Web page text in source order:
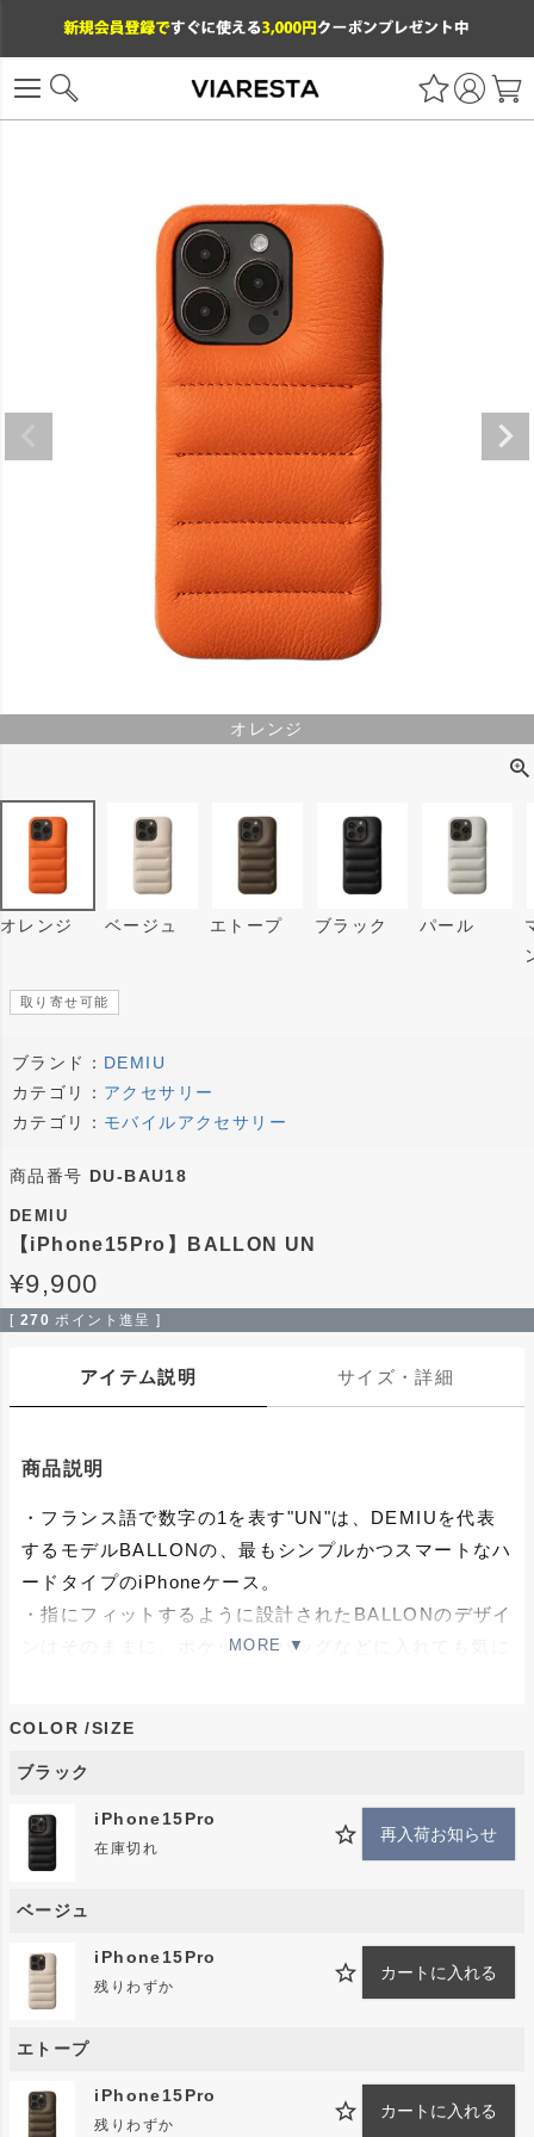
オレンジ
オレンジ ベージュ エトープ ブラック パール
取り寄せ可能
ブランド： DEMIU
カテゴリ： アクセサリー
カテゴリ： モバイルアクセサリー
商品番号 DU-BAU18
DEMIU
【iPhone15Pro】BALLON UN
¥9,900
[ 270 ポイント進呈 ]
アイテム説明 サイズ・詳細
商品説明
・フランス語で数字の1を表す"UN"は、DEMIUを代表
するモデルBALLONの、最もシンプルかつスマートなハ
ードタイプのiPhoneケース。
・指にフィットするように設計されたBALLONのデザイ
ンはそのままに、ポケットやバッグなどに入れても気に
機能
・MagSafe非対応
※ストラップは別売りです。
※モニター環境や光の加減により、色味に若干の違いが
色味に関する商品到着後の返品はご遠慮いただけますよ
うお願い申し上げます。
・製品には本革を使用し生産を行っています。
・自然素材である以上全てが均ーという事はなく、ひとつ
COLOR SIZE
ブラック
iPhone15Pro
在庫切れ
再入荷お知らせ
ベージュ
iPhone15Pro
残りわずか
カートに入れる
エトープ
iPhone15Pro
残りわずか
カートに入れる